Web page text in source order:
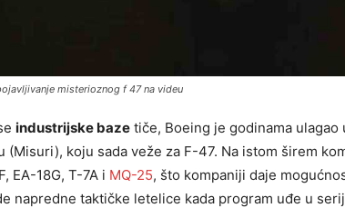
misterioznog f 47 na videu
industrijske baze tiče, Boeing je godinama
(Misuri), koju sada veže za F-47. Na istom širem
EA-18G, T-7A i MQ-25, što kompaniji daje
napredne taktičke letelice kada program uđe u